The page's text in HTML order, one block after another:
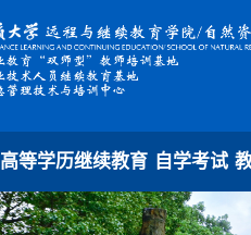
高等学历继续教育 自学考试